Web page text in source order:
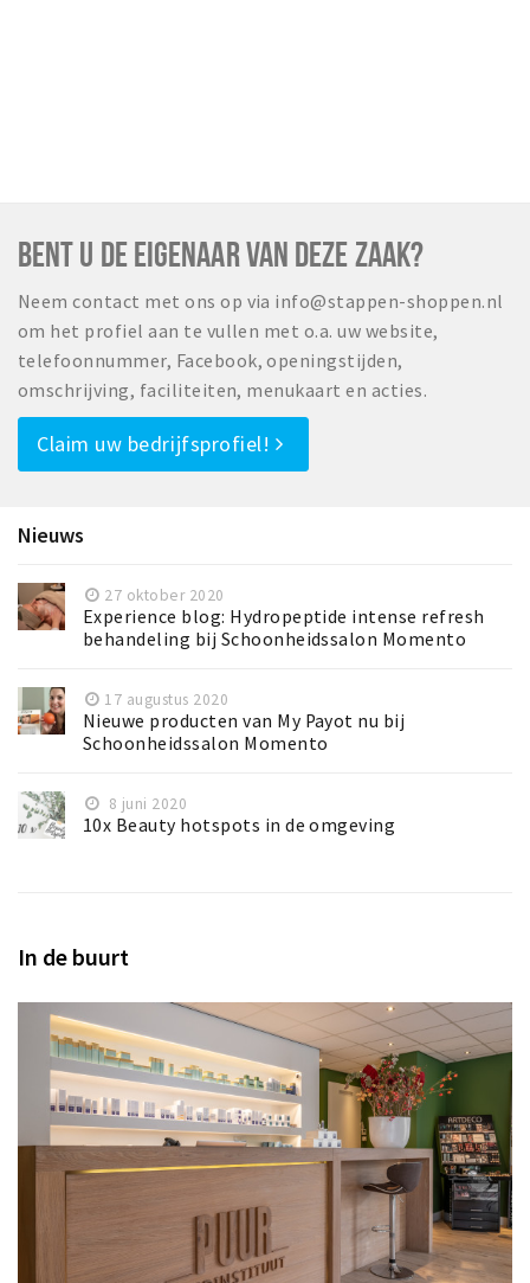
BENT U DE EIGENAAR VAN DEZE ZAAK?
Neem contact met ons op via info@stappen-shoppen.nl
om het profiel aan te vullen met o.a. uw website,
telefoonnummer, Facebook, openingstijden,
omschrijving, faciliteiten, menukaart en acties.
Claim uw bedrijfsprofiel!
Nieuws
27 oktober 2020
Experience blog: Hydropeptide intense refresh
behandeling bij Schoonheidssalon Momento
17 augustus 2020
Nieuwe producten van My Payot nu bij
Schoonheidssalon Momento
8 juni 2020
10x Beauty hotspots in de omgeving
In de buurt